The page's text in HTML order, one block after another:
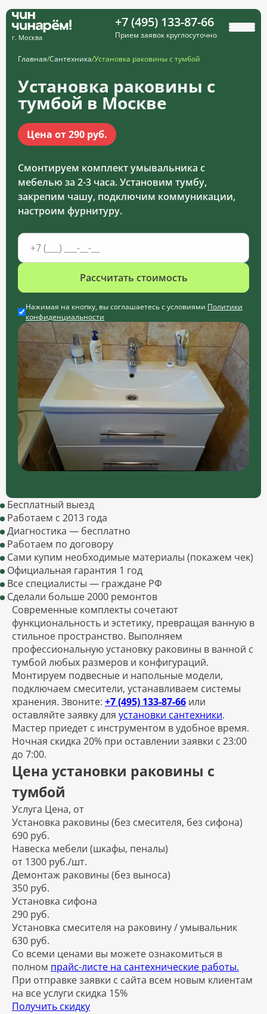
г. Москва
+7 (495) 133-87-66
Прием заявок круглосуточно
Главная/Сантехника/Установка раковины с тумбой
Установка раковины с
тумбой в Москве
Цена от 290 руб.
Смонтируем комплект умывальника с
мебелью за 2-3 часа. Установим тумбу,
закрепим чашу, подключим коммуникации,
настроим фурнитуру.
Рассчитать стоимость
Нажимая на кнопку, вы соглашаетесь с условиями Политики
конфиденциальности
Бесплатный выезд
Работаем с 2013 года
Диагностика — бесплатно
Работаем по договору
Сами купим необходимые материалы (покажем чек)
Официальная гарантия 1 год
Все специалисты — граждане РФ
Сделали больше 2000 ремонтов
Современные комплекты сочетают
функциональность и эстетику, превращая ванную в
стильное пространство. Выполняем
профессиональную установку раковины в ванной с
тумбой любых размеров и конфигураций.
Монтируем подвесные и напольные модели,
подключаем смесители, устанавливаем системы
хранения. Звоните: +7 (495) 133-87-66 или
оставляйте заявку для установки сантехники.
Мастер приедет с инструментом в удобное время.
Ночная скидка 20% при оставлении заявки с 23:00
до 7:00.
Цена установки раковины с
тумбой
Услуга Цена, от
Установка раковины (без смесителя, без сифона)
690 руб.
Навеска мебели (шкафы, пеналы)
от 1300 руб./шт.
Демонтаж раковины (без выноса)
350 руб.
Установка сифона
290 руб.
Установка смесителя на раковину / умывальник
630 руб.
Со всеми ценами вы можете ознакомиться в
полном прайс-листе на сантехнические работы.
При отправке заявки с сайта всем новым клиентам
на все услуги скидка 15%
Получить скидку